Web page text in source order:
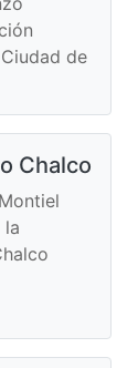
de
Chalco
la